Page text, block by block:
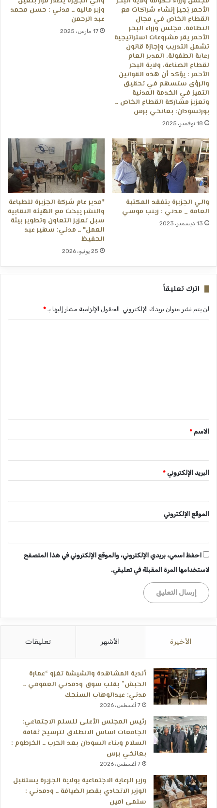
الأحمر يُجيز إنشاء شراكات مع
القطاع الخاص في مجال
النظافة. مجلس وزراء البحر
الأحمر يقر مشروعات استراتيجية
تشمل التدريب وإجازة قانون
رعاية الطفولة. المدير العام
لقطاع الصناعة، ولاية البحر
الأحمر : يؤكد أن هذه القوانين
والرؤى ستسهم في تحقيق
التميز في الخدمة المدنية
وتعزيز مشاركة القطاع الخاص ــ
بورتسودان: بعانخي برس
18 نوفمبر، 2025
وزير ماليه ــ مدني : حسن محمد
عبد الرحمن
17 مارس، 2025
والي الجزيرة يتفقد المكتبة
العامة _ مدني : زينب موسي
13 ديسمبر، 2023
*مدير عام شركة الجزيرة للطباعة
والنشر يبحث مع الهيئة النقابية
سبل تعزيز التعاون وتطوير بيئة
العمل* ــ ​مدني: سهير عبد
الحفيظ
25 يونيو، 2026
اترك تعليقاً
لن يتم نشر عنوان بريدك الإلكتروني. الحقول الإلزامية مشار إليها بـ *
*
الاسم *
البريد الإلكتروني *
الموقع الإلكتروني
احفظ اسمي، بريدي الإلكتروني، والموقع الإلكتروني في هذا المتصفح
لاستخدامها المرة المقبلة في تعليقي.
الأخيرة الأشهر تعليقات
أندية المشاهدة والشيشة تغزو “عمارة
الحبش” بقلب سوق ودمدني العمومي ــ
مدني: عبدالوهاب السنجك
7 أغسطس، 2026
رئيس المجلس الأعلى للسلم الاجتماعي:
الجامعات اساس الانطلاق لترسيخ ثقافة
السلام وبناء السودان بعد الحرب ــ الخرطوم :
بعانخي برس
7 أغسطس، 2026
وزير الرعاية الاجتماعية بولاية الجزيرة يستقبل
الوزير الاتحادي بقصر الضيافة ــ ودمدني :
سلمى امين